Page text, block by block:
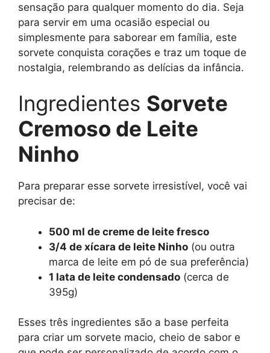
sensação para qualquer momento do dia. Seja
para servir em uma ocasião especial ou
simplesmente para saborear em família, este
sorvete conquista corações e traz um toque de
nostalgia, relembrando as delícias da infância.
Ingredientes Sorvete
Cremoso de Leite
Ninho
Para preparar esse sorvete irresistível, você vai
precisar de:
500 ml de creme de leite fresco
3/4 de xícara de leite Ninho (ou outra
marca de leite em pó de sua preferência)
1 lata de leite condensado (cerca de
395g)
Esses três ingredientes são a base perfeita
para criar um sorvete macio, cheio de sabor e